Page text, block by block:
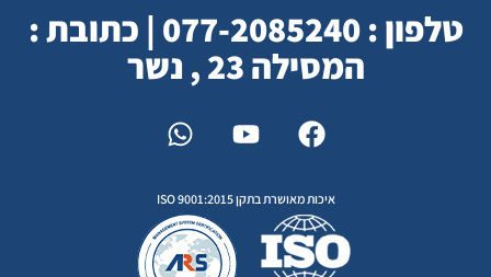
טלפון : 077-2085240 | כתובת :
המסילה 23 , נשר
איכות מאושרת בתקן ISO 9001:2015